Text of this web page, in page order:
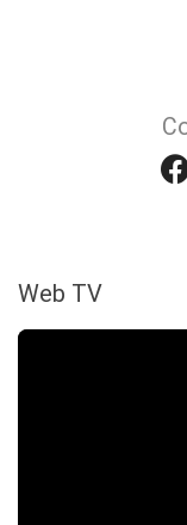
Web TV